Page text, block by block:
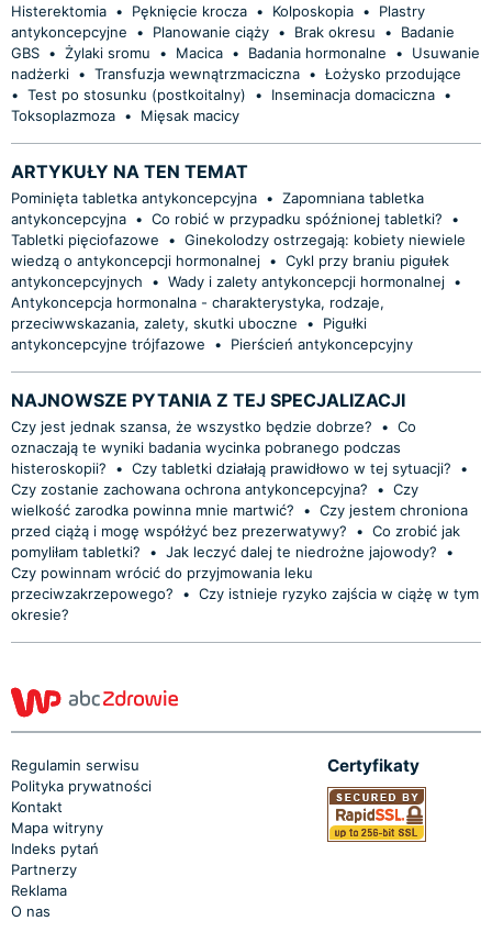
Histerektomia • Pęknięcie krocza • Kolposkopia •
Plastry
antykoncepcyjne
• Planowanie ciąży • Brak okresu •
Badanie
GBS • Żylaki sromu • Macica • Badania hormonalne •
Usuwanie
nadżerki • Transfuzja wewnątrzmaciczna • Łożysko przodujące
• Test po stosunku (postkoitalny) • Inseminacja domaciczna •
Toksoplazmoza • Mięsak macicy
ARTYKUŁY NA TEN TEMAT
Pominięta tabletka antykoncepcyjna • Zapomniana tabletka
antykoncepcyjna • Co robić w przypadku spóźnionej tabletki?
•
Tabletki pięciofazowe
• Ginekolodzy ostrzegają: kobiety niewiele
wiedzą o antykoncepcji hormonalnej • Cykl przy braniu pigułek
antykoncepcyjnych
• Wady i zalety antykoncepcji hormonalnej •
Antykoncepcja hormonalna - charakterystyka, rodzaje,
przeciwwskazania, zalety, skutki uboczne
•
Pigułki
antykoncepcyjne trójfazowe
• Pierścień antykoncepcyjny
NAJNOWSZE PYTANIA Z TEJ SPECJALIZACJI
Czy jest jednak szansa, że wszystko będzie dobrze? • Co
oznaczają te wyniki badania wycinka pobranego podczas
histeroskopii?
• Czy tabletki działają prawidłowo w tej sytuacji?
•
Czy zostanie zachowana ochrona antykoncepcyjna?
• Czy
wielkość zarodka powinna mnie martwić?
• Czy jestem chroniona
przed ciążą i mogę współżyć bez prezerwatywy?
• Co zrobić jak
pomyliłam tabletki?
• Jak leczyć dalej te niedrożne jajowody?
•
Czy powinnam wrócić do przyjmowania leku
przeciwzakrzepowego?
• Czy istnieje ryzyko zajścia w ciążę w tym
okresie?
Regulamin serwisu
Polityka prywatności
Kontakt
Mapa witryny
Indeks pytań
Partnerzy
Reklama
O nas
Certyfikaty